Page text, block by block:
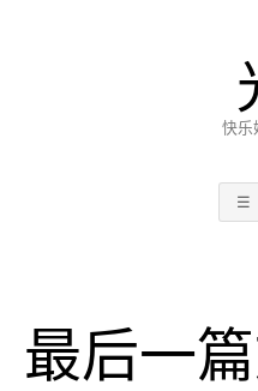
快乐
最后一